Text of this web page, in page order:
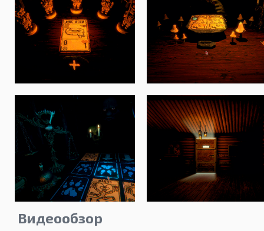
Видеообзор